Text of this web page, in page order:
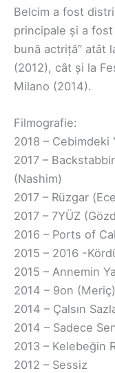
Belcim a fost
principale și a fost
bună actriță” atât
(2012), cât și la
Milano (2014).
Filmografie:
2018 – Cebimdeki
2017 –
(Nashim)
2017 – Rüzgar
2017 – 7YÜZ
2016 – Ports of
2015 – 2016 -
2015 – Annemin
2014 – 9on (Meriç)
2014 – Çalsın
2014 – Sadece
2013 – Kelebeğin
2012 – Sessiz